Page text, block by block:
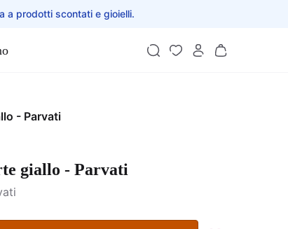
a prodotti scontati e gioielli.
- Parvati
giallo - Parvati